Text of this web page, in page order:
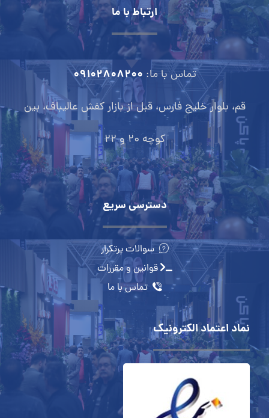
ارتباط با ما
تماس با ما: 09102808200
قم، بلوار خلیج فارس، قبل از بازار کفش عالیباف، بین
کوچه 20 و 22
دسترسی سریع
سوالات پرتکرار
قوانین و مقررات
تماس با ما
نماد اعتماد الکترونیک